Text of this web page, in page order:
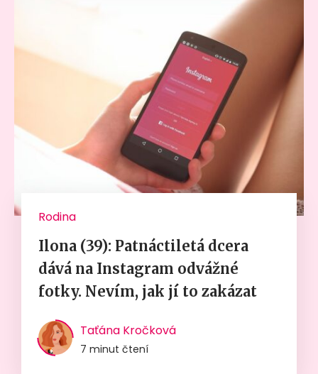
Rodina
Ilona (39): Patnáctiletá dcera
dává na Instagram odvážné
fotky. Nevím, jak jí to zakázat
Taťána Kročková
7 minut čtení